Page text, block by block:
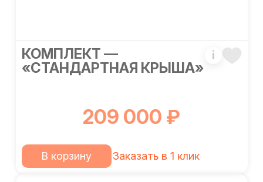
КОМПЛЕКТ —
«СТАНДАРТНАЯ КРЫША»
i
209 000 ₽
В корзину Заказать в 1 клик